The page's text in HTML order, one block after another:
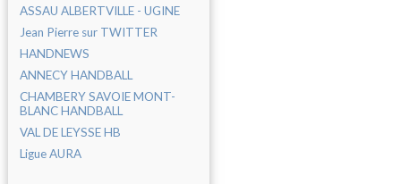
ASSAU ALBERTVILLE - UGINE
Jean Pierre sur TWITTER
HANDNEWS
ANNECY HANDBALL
CHAMBERY SAVOIE MONT-
BLANC HANDBALL
VAL DE LEYSSE HB
Ligue AURA